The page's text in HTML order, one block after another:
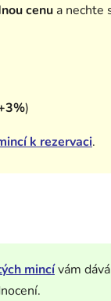
cenu a nechte
)
k rezervaci.
mincívám